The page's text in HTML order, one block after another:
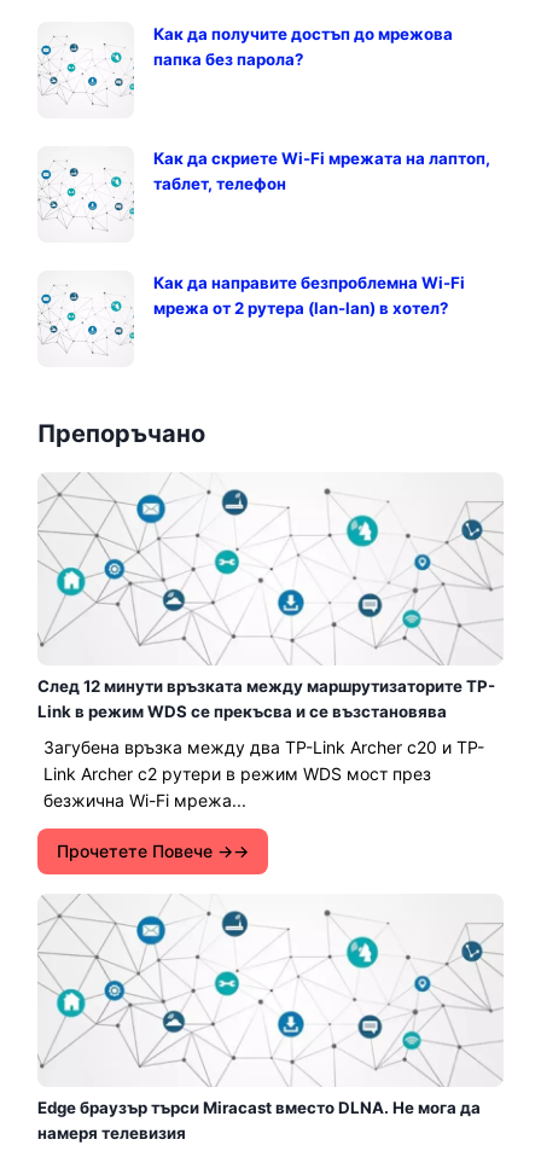
Как да получите достъп до мрежова
папка без парола?
Как да скриете Wi-Fi мрежата на лаптоп,
таблет, телефон
Как да направите безпроблемна Wi-Fi
мрежа от 2 рутера (lan-lan) в хотел?
Препоръчано
След 12 минути връзката между маршрутизаторите TP-
Link в режим WDS се прекъсва и се възстановява
Загубена връзка между два TP-Link Archer c20 и TP-
Link Archer c2 рутери в режим WDS мост през
безжична Wi-Fi мрежа...
Прочетете Повече →
Edge браузър търси Miracast вместо DLNA. Не мога да
намеря телевизия